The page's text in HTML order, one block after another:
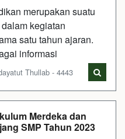
merupakan suatu
kegiatan
satu tahun ajaran.
informasi
Thullab - 4443
Merdeka dan
SMP Tahun 2023